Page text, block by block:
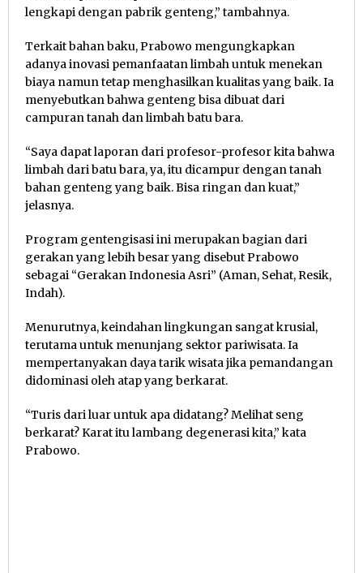
lengkapi dengan pabrik genteng,” tambahnya.
Terkait bahan baku, Prabowo mengungkapkan
adanya inovasi pemanfaatan limbah untuk menekan
biaya namun tetap menghasilkan kualitas yang baik. Ia
menyebutkan bahwa genteng bisa dibuat dari
campuran tanah dan limbah batu bara.
“Saya dapat laporan dari profesor-profesor kita bahwa
limbah dari batu bara, ya, itu dicampur dengan tanah
bahan genteng yang baik. Bisa ringan dan kuat,”
jelasnya.
Program gentengisasi ini merupakan bagian dari
gerakan yang lebih besar yang disebut Prabowo
sebagai “Gerakan Indonesia Asri” (Aman, Sehat, Resik,
Indah).
Menurutnya, keindahan lingkungan sangat krusial,
terutama untuk menunjang sektor pariwisata. Ia
mempertanyakan daya tarik wisata jika pemandangan
didominasi oleh atap yang berkarat.
“Turis dari luar untuk apa didatang? Melihat seng
berkarat? Karat itu lambang degenerasi kita,” kata
Prabowo.